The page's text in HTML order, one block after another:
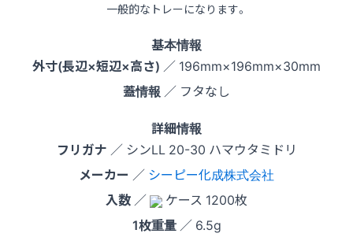
一般的なトレーになります。
基本情報
外寸(長辺×短辺×高さ) ／ 196mm×196mm×30mm
蓋情報 ／ フタなし
詳細情報
フリガナ ／ シンLL 20-30 ハマウタミドリ
メーカー ／ シーピー化成株式会社
入数 ／
ケース 1200枚
1枚重量／ 6.5g